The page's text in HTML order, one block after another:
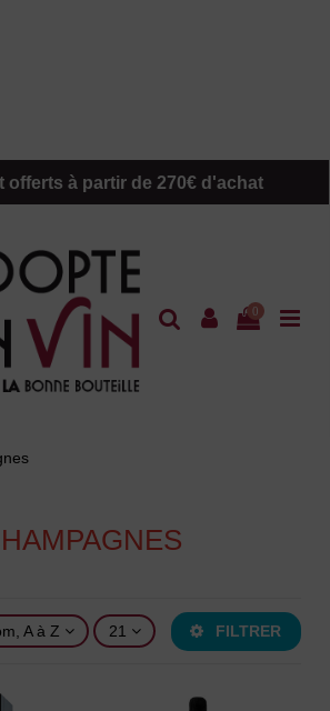
offerts à partir de 270€ d'achat
0
A à Z 21 FILTRER